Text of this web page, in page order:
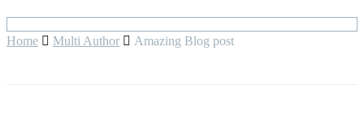
Home Multi Author Amazing Blog post